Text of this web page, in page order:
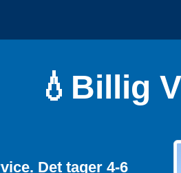
💧Billig
Det tager 4-6